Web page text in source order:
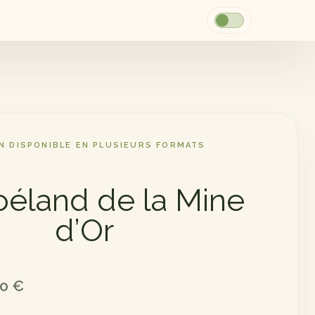
DISPONIBLE EN PLUSIEURS FORMATS
de la Mine
d’Or
€